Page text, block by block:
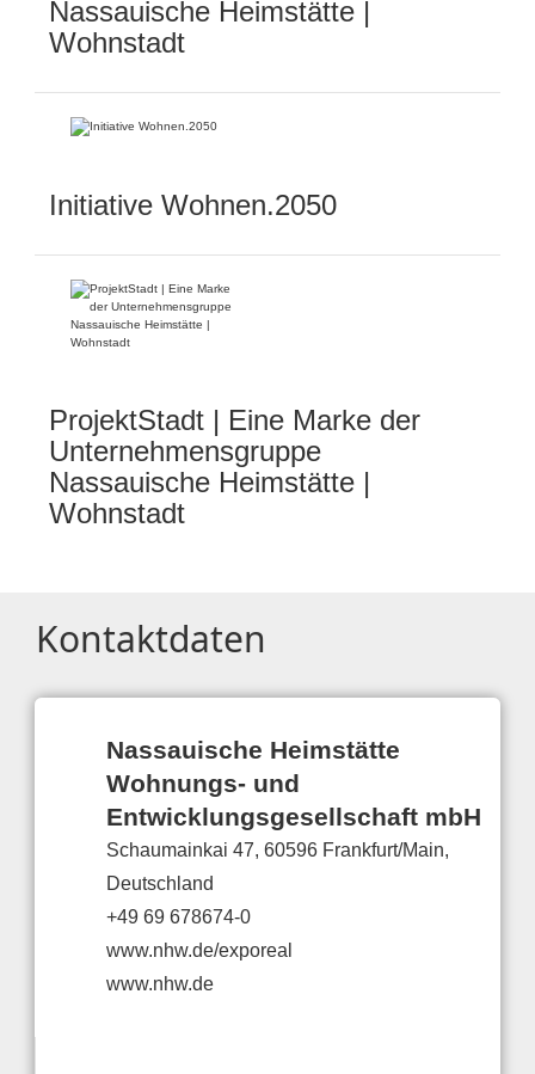
Nassauische Heimstätte |
Wohnstadt
Initiative Wohnen.2050
ProjektStadt | Eine Marke der
Unternehmensgruppe
Nassauische Heimstätte |
Wohnstadt
Kontaktdaten
Nassauische Heimstätte
Wohnungs- und
Entwicklungsgesellschaft mbH
Schaumainkai 47, 60596 Frankfurt/Main,
Deutschland
+49 69 678674-0
www.nhw.de/exporeal
www.nhw.de